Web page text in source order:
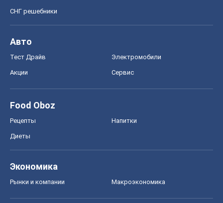
СНГ решебники
Авто
Тест Драйв Электромобили
Акции Сервис
Food Oboz
Рецепты Напитки
Диеты
Экономика
Рынки и компании Mакроэкономика